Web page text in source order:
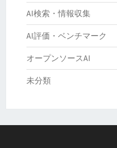
AI検索・情報収集
AI評価・ベンチマーク
オープンソースAI
未分類